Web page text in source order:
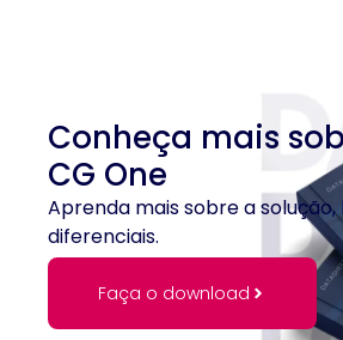
Conheça mais
CG One
Aprenda mais sobre a
diferenciais.
Faça o download